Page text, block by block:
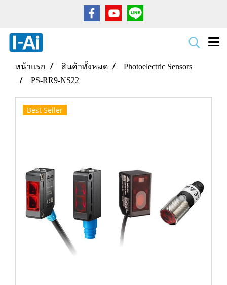
หน้าแรก สินค้าทั้งหมด
Photoelectric Sensors
PS-RR9-NS22
Best Seller